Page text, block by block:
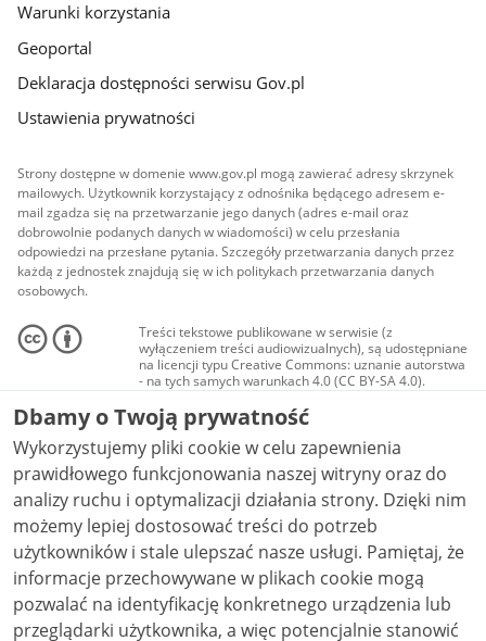
Warunki korzystania
Geoportal
Deklaracja dostępności serwisu Gov.pl
Ustawienia prywatności
Strony dostępne w domenie www.gov.pl mogą zawierać adresy skrzynek
mailowych. Użytkownik korzystający z odnośnika będącego adresem e-
mail zgadza się na przetwarzanie jego danych (adres e-mail oraz
dobrowolnie podanych danych w wiadomości) w celu przesłania
odpowiedzi na przesłane pytania. Szczegóły przetwarzania danych przez
każdą z jednostek znajdują się w ich politykach przetwarzania danych
osobowych.
Treści tekstowe publikowane w serwisie (z
wyłączeniem treści audiowizualnych), są udostępniane
na licencji typu Creative Commons: uznanie autorstwa
- na tych samych warunkach 4.0 (CC BY-SA 4.0).
Materiały audiowizualne, w tym zdjęcia, materiały
audio i wideo, są udostępniane na licencji typu
Creative Commons: uznanie autorstwa użycie
niekomercyjne - bez utworów zależnych 4.0 (CC BY-
NC-ND 4.0), o ile nie jest to stwierdzone inaczej.
Dbamy o Twoją prywatność
Wykorzystujemy pliki cookie w celu zapewnienia
prawidłowego funkcjonowania naszej witryny oraz do
analizy ruchu i optymalizacji działania strony. Dzięki nim
możemy lepiej dostosować treści do potrzeb
użytkowników i stale ulepszać nasze usługi. Pamiętaj, że
informacje przechowywane w plikach cookie mogą
pozwalać na identyfikację konkretnego urządzenia lub
przeglądarki użytkownika, a więc potencjalnie stanowić